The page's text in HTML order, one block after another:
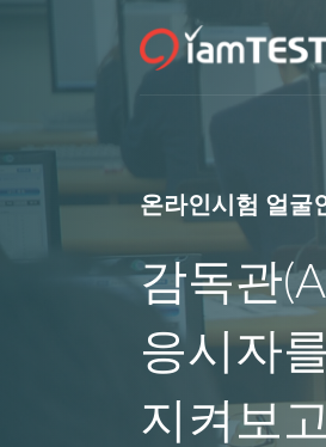
온라인시험 얼굴
감독관
응시자
지켜보